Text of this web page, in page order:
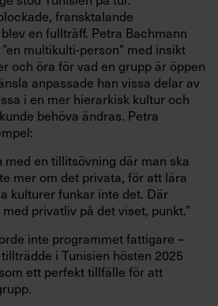
fransktalande
en fullträff. Petra Bachmann
multikulti-person” med insikt
och öra för vad en grupp är öppen
anpassade han vissa delar av
i en mer hierarkisk kultur och
behöva ändras. Petra
med en tillitsövning där man ska
mer om det privata, för att lära
kulturer funkar inte det. Där
privatliv på det viset, punkt.”
inte programmet fattigare –
i Tunisien hösten 2025
ett perfekt tillfälle för att